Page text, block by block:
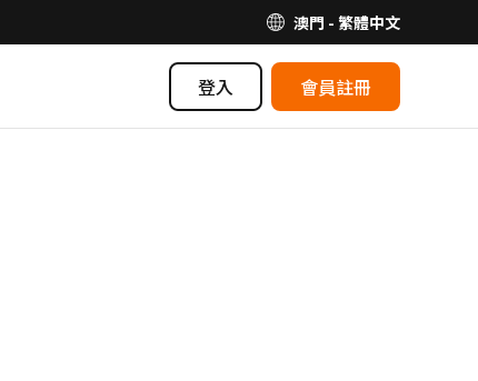
澳門 - 繁體中文
登入 會員註冊